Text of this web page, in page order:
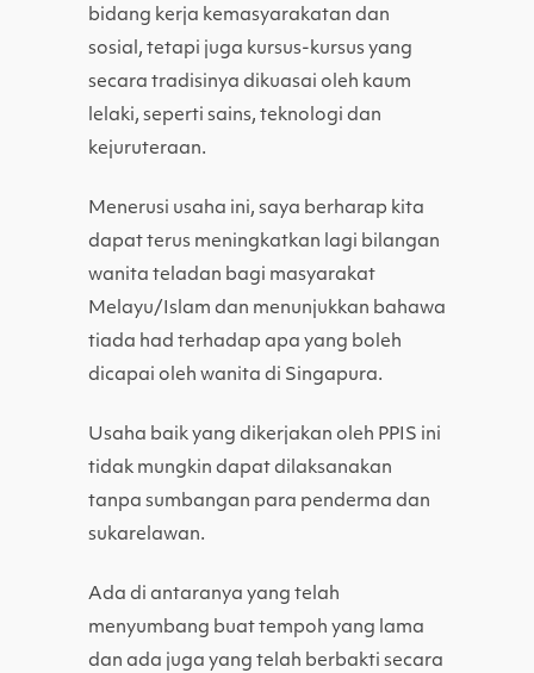
bidang kerja kemasyarakatan dan
sosial, tetapi juga kursus-kursus yang
secara tradisinya dikuasai oleh kaum
lelaki, seperti sains, teknologi dan
kejuruteraan.
Menerusi usaha ini, saya berharap kita
dapat terus meningkatkan lagi bilangan
wanita teladan bagi masyarakat
Melayu/Islam dan menunjukkan bahawa
tiada had terhadap apa yang boleh
dicapai oleh wanita di Singapura.
Usaha baik yang dikerjakan oleh PPIS ini
tidak mungkin dapat dilaksanakan
tanpa sumbangan para penderma dan
sukarelawan.
Ada di antaranya yang telah
menyumbang buat tempoh yang lama
dan ada juga yang telah berbakti secara